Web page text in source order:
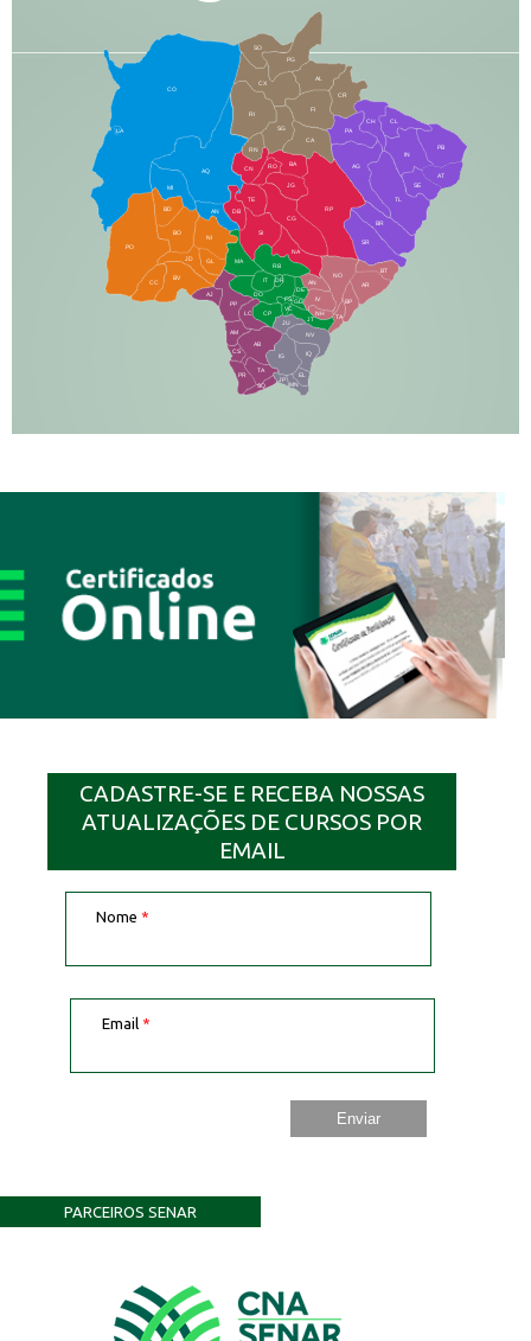
CO
AQ
MI
AN
CX
RI
AL
CR
FI
SG
BA
CA
PA
CH CL
PB
SE
TL
AG
BR
SR
BT
AR
RP
RO
JG
CG
SI
NA
TA
NH
JT
RB
MA
IT
DR
DO
CP
JU
NV
IQ
EL
BD
BO
NI
JD
PO
BV
CC
PP
AJ
LC
AM
AB
JP
DB
TE
CS
PR
TA
SQ
IG
MN
IN
NO
BP
RN
CN
GL
AN
IV
FS
VC
GD
DE
AT
PG
SO
LA
CADASTRE-SE E RECEBA NOSSAS
ATUALIZAÇÕES DE CURSOS POR
EMAIL
Nome *
Email *
PARCEIROS SENAR